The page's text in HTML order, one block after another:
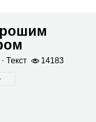
· Текст 14183